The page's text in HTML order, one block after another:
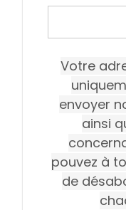
Votre
envoyer
ainsi
pouvez à
de